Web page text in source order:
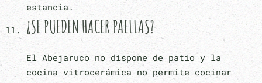
estancia.
¿SE PUEDEN HACER PAELLAS?
El Abejaruco no dispone de patio y la
cocina vitrocerámica no permite cocinar